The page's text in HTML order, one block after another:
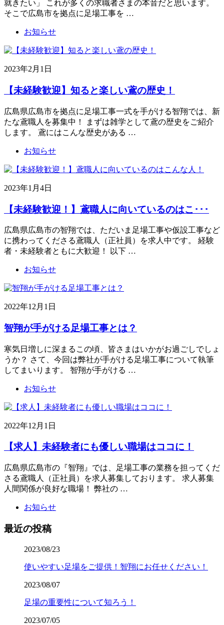
就きたい」 これが多くの求職者さまの本音だと思います。
そこで広島市を拠点に足場工事を …
お知らせ
2023年2月1日
【未経験歓迎】知ると楽しい鳶の歴史！
広島県広島市を拠点に足場工事一式を手がける智翔では、新
たな鳶職人を募集中！ まずは雑学として鳶の歴史をご紹介
します。 鳶にはこんな歴史がある …
お知らせ
2023年1月4日
【未経験歓迎！】鳶職人に向いているのはこ･･･
広島県広島市の智翔では、ただいま足場工事や仮設工事など
に携わってくださる鳶職人（正社員）を求人中です。 経験
者・未経験者ともに大歓迎！ 以下 …
お知らせ
2022年12月1日
智翔が手がける足場工事とは？
寒気日増しに深まるこの頃、皆さまはいかがお過ごしでしょ
うか？ さて、今回は弊社が手がける足場工事について執筆
してまいります。 智翔が手がける …
お知らせ
2022年12月1日
【求人】未経験者にも優しい職場はココに！
広島県広島市の『智翔』では、足場工事の業務を担ってくだ
さる鳶職人（正社員）を求人募集しております。 求人募集
人間関係が良好な職場！ 弊社の …
お知らせ
最近の投稿
2023/08/23
使いやすい足場をご提供！智翔にお任せください！
2023/08/07
足場の重要性について知ろう！
2023/07/05